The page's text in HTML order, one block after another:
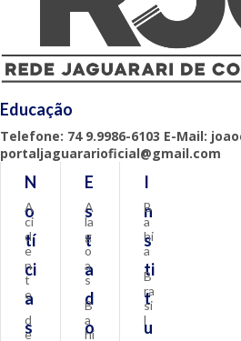
Educação
Telefone: 74 9.9986-6103 E-Mail:
portaljaguararioficial@gmail.com
N
o
tí
ci
a
s
A
ci
d
e
n
t
e
d
e
E
s
t
a
d
o
A
la
g
o
a
s
B
a
hi
I
n
s
ti
t
u
B
a
hi
a
B
ra
si
l